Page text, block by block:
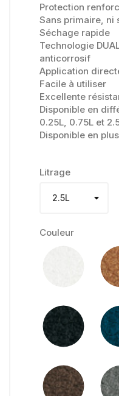
Protection
Sans primaire, ni
Séchage rapide
Technologie
anticorrosif
Application
Facile à utiliser
Excellente
Disponible en
0.25L, 0.75L et
Disponible en
Litrage
Couleur